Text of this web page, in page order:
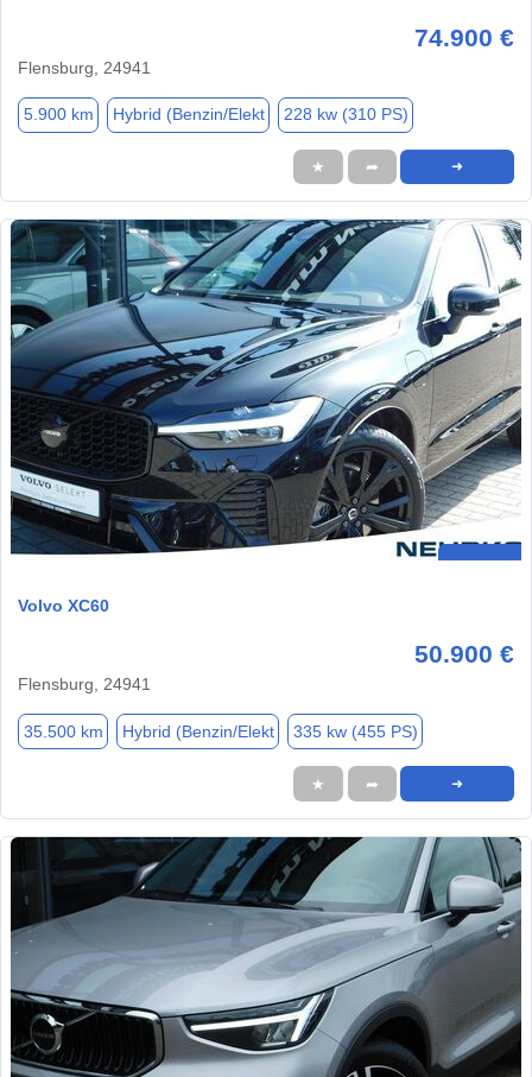
74.900 €
Flensburg, 24941
5.900 km Hybrid (Benzin/Elekt 228 kw (310 PS)
★ ➦ ➜
Volvo XC60
50.900 €
Flensburg, 24941
35.500 km Hybrid (Benzin/Elekt 335 kw (455 PS)
★ ➦ ➜